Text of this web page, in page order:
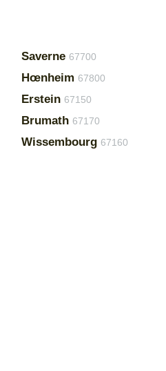
Saverne 67700
Hœnheim 67800
Erstein 67150
Brumath 67170
Wissembourg 67160